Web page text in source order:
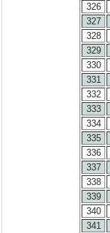
326
327
328
329
330
331
332
333
334
335
336
337
338
339
340
341